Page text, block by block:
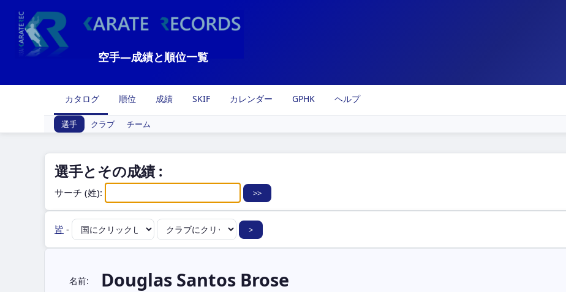
空手―成績と順位一覧
カタログ 順位 成績 SKIF カレンダー GPHK ヘルプ
選手 クラブ チーム
選手とその成績 :
サーチ (姓):
皆 -
名前: Douglas Santos Brose